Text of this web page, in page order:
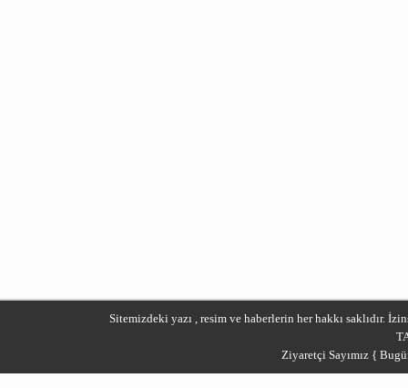
Sitemizdeki yazı , resim ve haberlerin her hakkı saklıdır.
Ziyaretçi Sayımız {